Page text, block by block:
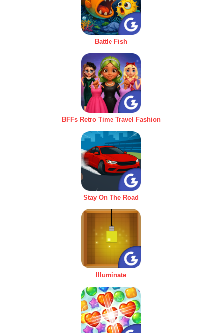
Battle Fish
BFFs Retro Time Travel Fashion
Stay On The Road
Illuminate